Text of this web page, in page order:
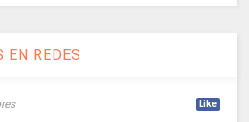
EN REDES
Like